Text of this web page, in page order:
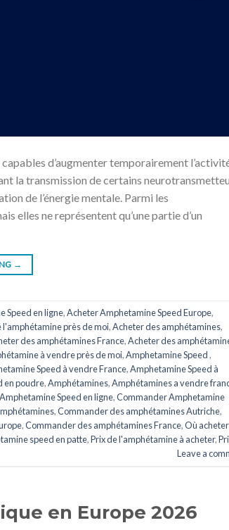
d’augmenter temporairement
la transmission de certains
de l’énergie mentale. Parmi les
elles ne représentent qu’une partie d’un
→
Speed ​​​​en ligne,Acheter Amphetamine Speed ​​​​Europe,
l'amphétamine près de moi,Acheter des amphétamines,
des amphétamines France,Acheter des
à vendre près de moi,Amphetamine Speed ​​​​,
Speed ​​​​à vendre France,Amphetamine Speed à
en poudre,Amphétamines,Amphétamines a vendre
Speed ​​​​en ligne,Commander Amphetamine
,Commander des amphétamines Autriche,
,Commander des amphétamines France,Où
speed en patte,Prix de l'amphétamine à acheter,
Leave a
en Europe 2026